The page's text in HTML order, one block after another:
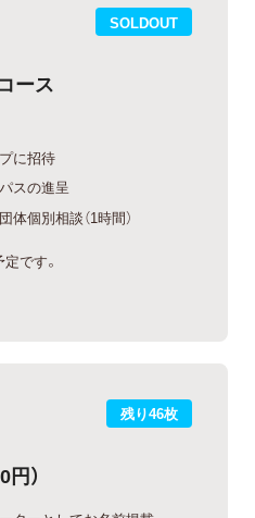
SOLDOUT
ース
に招待
スの進呈
個別相談（1時間）
です。
残り46枚
）